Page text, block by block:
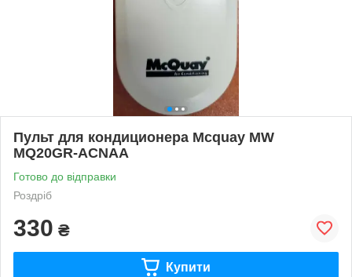
Пульт для кондиционера Mcquay MW
MQ20GR-ACNAA
Готово до відправки
Роздріб
330 ₴
Купити